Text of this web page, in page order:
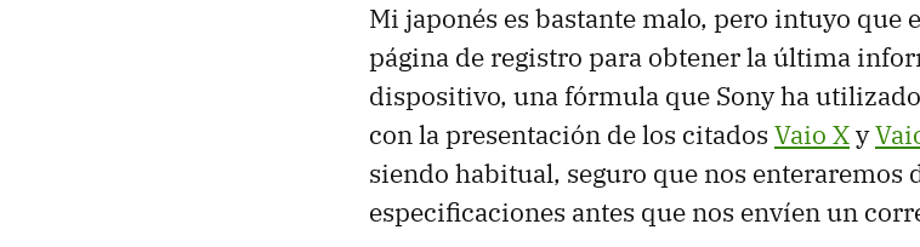
Mi japonés es bastante malo, pero intuyo que
página de registro para obtener la última
dispositivo, una fórmula que Sony ha
con la presentación de los citados Vaio Xy
siendo habitual, seguro que nos enteraremos
especificaciones antes que nos envíen un